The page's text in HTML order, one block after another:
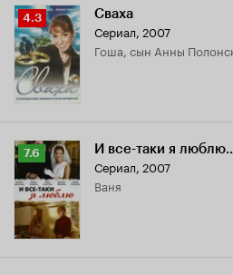
Рейтинг
Кинопоиска
4.3
4.3 Сваха
Сериал, 2007
Гоша, сын Анны
Рейтинг
Кинопоиска
7.6
7.6 И все-таки я
Сериал, 2007
Ваня